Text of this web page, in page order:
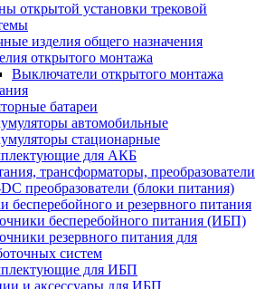
открытой установки трековой
изделия общего назначения
открытого монтажа
Выключатели открытого монтажа
батареи
автомобильные
стационарные
для АКБ
трансформаторы, преобразователи
преобразователи (блоки питания)
бесперебойного и резервного питания
бесперебойного питания (ИБП)
резервного питания для
систем
для ИБП
и аксессуары для ИБП